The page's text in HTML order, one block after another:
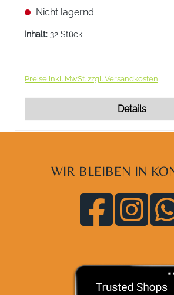
Nährstoffen wie DHA und ohne
unterwegs und nachts.
Nicht lagernd
Inhalt: 32 Stück
Preise inkl. MwSt. zzgl. Versandkosten
Details
WIR BLEIBEN IN